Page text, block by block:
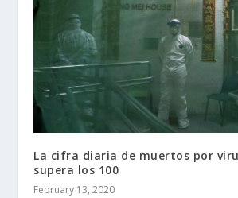
La cifra diaria de muertos por
supera los 100
February 13, 2020